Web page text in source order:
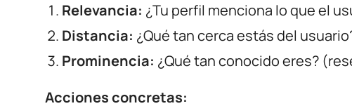
Relevancia: ¿Tu perfil menciona lo que el
Distancia: ¿Qué tan cerca estás del
Prominencia: ¿Qué tan conocido eres?
Acciones concretas: